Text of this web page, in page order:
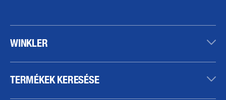
WINKLER
TERMÉKEK KERESÉSE